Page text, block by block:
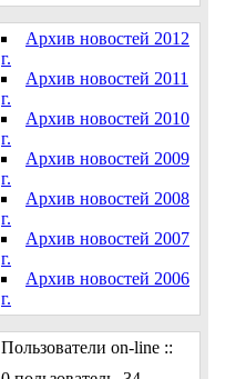
Архив новостей 2012
г.
Архив новостей 2011
г.
Архив новостей 2010
г.
Архив новостей 2009
г.
Архив новостей 2008
г.
Архив новостей 2007
г.
Архив новостей 2006
г.
Пользователи on-line ::